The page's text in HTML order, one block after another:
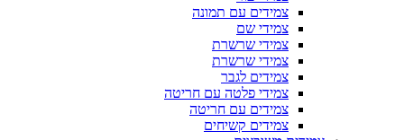
צמידים עם תמונה
צמידי שם
צמידי שרשרת
צמידי שרשרת
צמידים לגבר
צמידי פלטה עם חריטה
צמידים עם חריטה
צמידים קשיחים